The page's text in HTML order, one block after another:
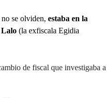
se olviden, estaba en la
Lalo (la exfiscala Egidia
de fiscal que investigaba a